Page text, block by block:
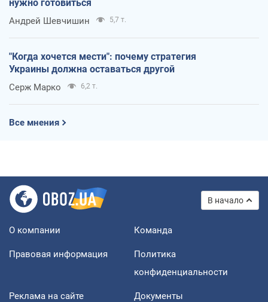
нужно готовиться
Андрей Шевчишин 5,7 т.
"Когда хочется мести": почему стратегия
Украины должна оставаться другой
Серж Марко 6,2 т.
Все мнения
В начало
О компании Команда
Правовая информация
Политика
конфиденциальности
Реклама на сайте Документы